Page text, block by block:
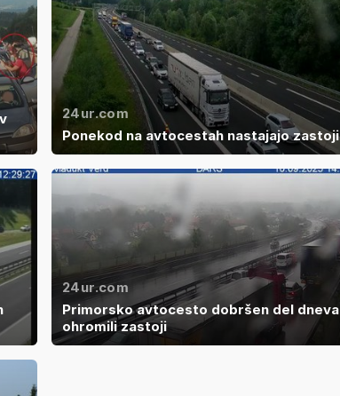
24ur.com
Ponekod na avtocestah nastajajo zastoji
24ur.com
Primorsko avtocesto dobršen del dneva
ohromili zastoji